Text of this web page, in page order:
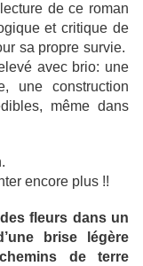
de ce roman
et critique de
sa propre survie.
avec brio: une
une construction
même dans
encore plus !!
fleurs dans un
brise légère
de terre